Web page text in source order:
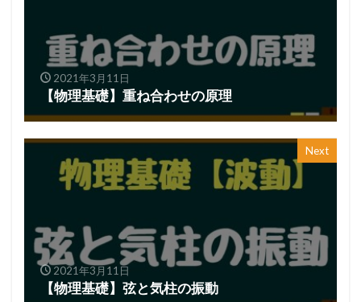
2021年3月11日
【物理基礎】重ね合わせの原理
Next
2021年3月11日
【物理基礎】弦と気柱の振動